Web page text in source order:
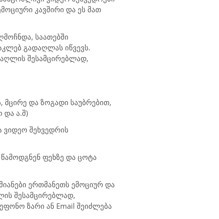
კავშირი და ეს მათ
საათებში
გადაღლას იწვევს.
შესამცირებლად,
მცირე და ზოგადი საუბრებით,
და ა.შ)
შეხვედრის
ფეხზე და ცოტა
ერთმანეთს ემოციურ და
შესამცირებლად,
ზარი ან Email შეიძლება